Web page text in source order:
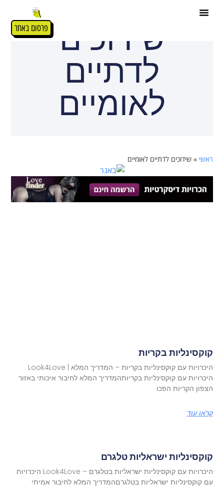
פרסום באתר שידוכים
לדתיים
לאומיים
ראשי »שידוכים לדתיים לאומיים
קוקסינליות בקריות
היכרויות עם קוקסינליות בקריות – המדריך המלא | Look4Love
היכרויות עם קוקסינליות בקריותהמדריך המלא לחיבור איכותי באזור
הצפון הקריות הפכו
קראו עוד
קוקסינליות ישראליות טלגרם
היכרויות עם קוקסינליות ישראליות בטלגרם – Look4Love היכרויות
עם קוקסינליות ישראליות בטלגרםהמדריך המלא לחיבור אמיתי